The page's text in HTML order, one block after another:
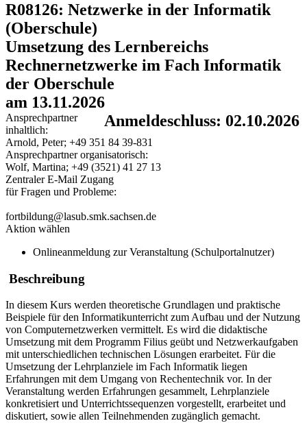
R08126: Netzwerke in der Informatik
(Oberschule)
Umsetzung des Lernbereichs
Rechnernetzwerke im Fach Informatik
der Oberschule
am 13.11.2026
Anmeldeschluss: 02.10.2026
Ansprechpartner
inhaltlich:
Arnold, Peter; +49 351 84 39-831
Ansprechpartner organisatorisch:
Wolf, Martina; +49 (3521) 41 27 13
Zentraler E-Mail Zugang
für Fragen und Probleme:
fortbildung@lasub.smk.sachsen.de
Aktion wählen
Onlineanmeldung zur Veranstaltung (Schulportalnutzer)
Beschreibung
In diesem Kurs werden theoretische Grundlagen und praktische
Beispiele für den Informatikunterricht zum Aufbau und der Nutzung
von Computernetzwerken vermittelt. Es wird die didaktische
Umsetzung mit dem Programm Filius geübt und Netzwerkaufgaben
mit unterschiedlichen technischen Lösungen erarbeitet. Für die
Umsetzung der Lehrplanziele im Fach Informatik liegen
Erfahrungen mit dem Umgang von Rechentechnik vor. In der
Veranstaltung werden Erfahrungen gesammelt, Lehrplanziele
konkretisiert und Unterrichtssequenzen vorgestellt, erarbeitet und
diskutiert, sowie allen Teilnehmenden zugänglich gemacht.